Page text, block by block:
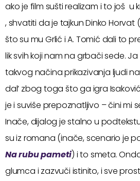
ako je film sušti realizam i to još u
, shvatiti da je tajkun Dinko Horvat
što su mu Grlić i A. Tomić dali to
lik svih koji nam na grbači sede.
takvog načina prikazivanja ljudi
dal’ zbog toga što ga igra
je i suviše prepoznatljivo – čini mi
Inače, dijalog je stalno u
su iz romana (inače, scenario je
Na rubu pameti) i to smeta.
glumca i zazvuči istinito, i sve